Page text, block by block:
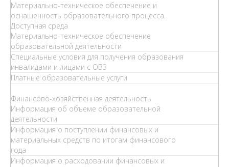
Материально-техническое обеспечение и
оснащенность образовательного процесса.
Доступная среда
Материально-техническое обеспечение
образовательной деятельности
Специальные условия для получения образования
инвалидами и лицами с ОВЗ
Платные образовательные услуги
Финансово-хозяйственная деятельность
Информация об объеме образовательной
деятельности
Информация о поступлении финансовых и
материальных средств по итогам финансового
года
Информация о расходовании финансовых и